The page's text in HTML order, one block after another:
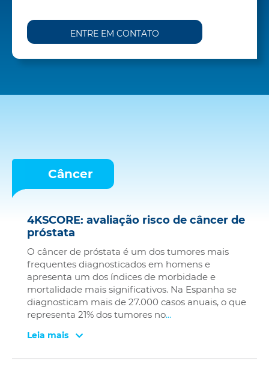
ENTRE EM CONTATO
Câncer
4KSCORE: avaliação risco de câncer de
próstata
O câncer de próstata é um dos tumores mais
frequentes diagnosticados em homens e
apresenta um dos índices de morbidade e
mortalidade mais significativos. Na Espanha se
diagnosticam mais de 27.000 casos anuais, o que
representa 21% dos tumores no...
Leia mais